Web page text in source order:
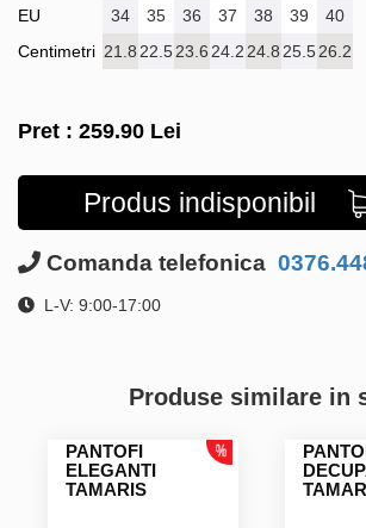
EU
Centimetri
34 35 36 37 38 39
40
21.8 22.523.6 24.2 24.8 25.526.2
Pret : 259.90 Lei
Produs indisponibil
Comanda telefonica
L-V: 9:00-17:00
Produse similare in
PANTOFI
ELEGANTI
TAMARIS